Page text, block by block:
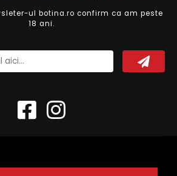
ul botina.ro confirm ca am peste
18 ani.